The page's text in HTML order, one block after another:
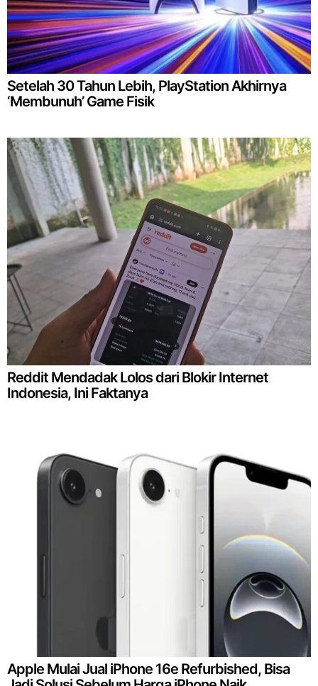
Setelah 30 Tahun Lebih, PlayStation Akhirnya
‘Membunuh’ Game Fisik
Reddit Mendadak Lolos dari Blokir Internet
Indonesia, Ini Faktanya
Apple Mulai Jual iPhone 16e Refurbished, Bisa